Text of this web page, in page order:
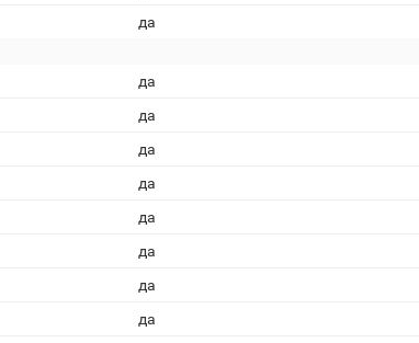
да
да
да
да
да
да
да
да
да